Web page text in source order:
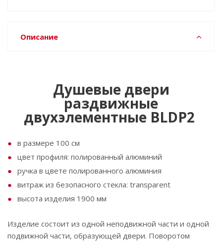
Описание
Душевые двери
раздвижные
двухэлементные BLDP2
в размере 100 см
цвет профиля: полированный алюминий
ручка в цвете полированного алюминия
витраж из безопасного стекла: transparent
высота изделия 1900 мм
Изделие состоит из одной неподвижной части и одной
подвижной части, образующей двери. Поворотом